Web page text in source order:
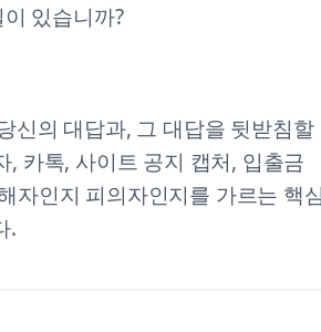
있습니까?
신의 대답과, 그 대답을 뒷받침할
, 카톡, 사이트 공지 캡처, 입출금
자인지 피의자인지를 가르는 핵
.